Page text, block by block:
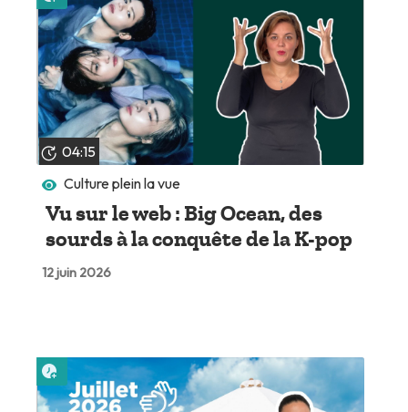
04:15
Culture plein la vue
Vu sur le web : Big Ocean, des
sourds à la conquête de la K-pop
12 juin 2026
Lire plus tard